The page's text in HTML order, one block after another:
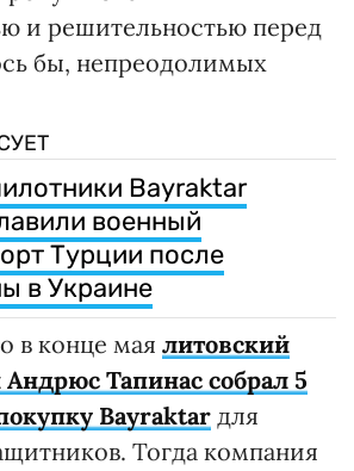
и решительностью перед
бы, непреодолимых
Bayraktar
военный
Турции после
в Украине
в конце мая литовский
Тапинас собрал 5
Bayraktar для
Тогда компания